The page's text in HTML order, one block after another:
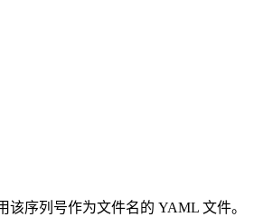
序列号作为文件名的 YAML 文件。